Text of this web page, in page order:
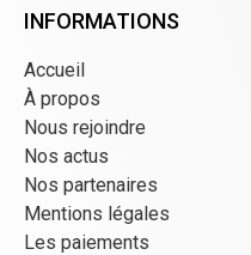
INFORMATIONS
Accueil
À propos
Nous rejoindre
Nos actus
Nos partenaires
Mentions légales
Les paiements